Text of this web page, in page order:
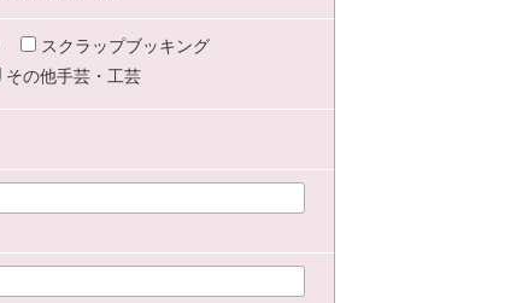
スクラップブッキング
その他手芸・工芸